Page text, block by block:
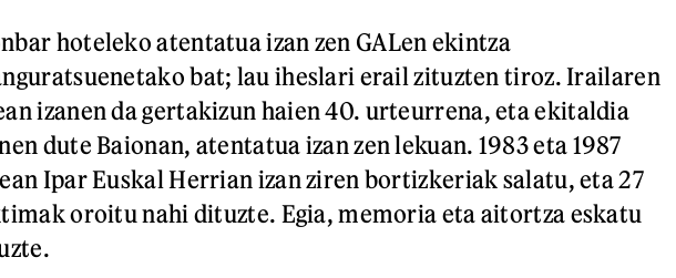
hoteleko atentatua izan zen GALen ekintza
bat; lau iheslari erail zituzten tiroz. Irailaren
izanen da gertakizun haien 40. urteurrena, eta ekitaldia
dute Baionan, atentatua izan zen lekuan. 1983 eta 1987
Ipar Euskal Herrian izan ziren bortizkeriak salatu, eta 27
oroitu nahi dituzte. Egia, memoria eta aitortza eskatu